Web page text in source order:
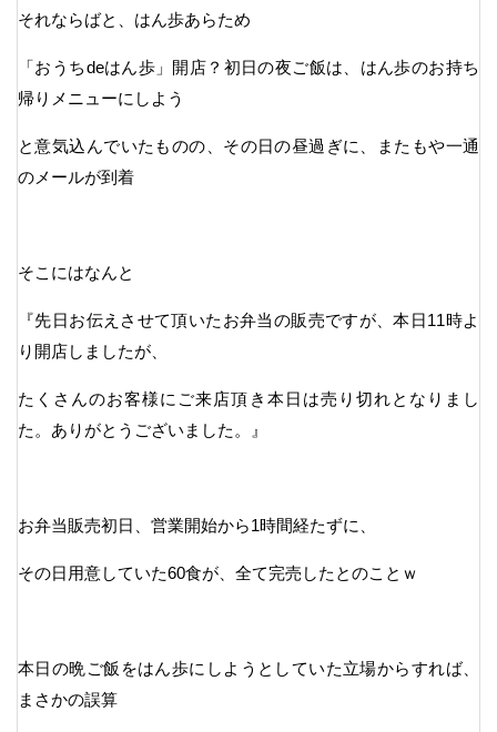
それならばと、はん歩あらため
「おうちdeはん歩」開店？初日の夜ご飯は、はん歩のお持ち
帰りメニューにしよう
と意気込んでいたものの、その日の昼過ぎに、またもや一通
のメールが到着
そこにはなんと
『先日お伝えさせて頂いたお弁当の販売ですが、本日11時よ
り開店しましたが、
たくさんのお客様にご来店頂き本日は売り切れとなりまし
た。ありがとうございました。』
お弁当販売初日、営業開始から1時間経たずに、
その日用意していた60食が、全て完売したとのことｗ
本日の晩ご飯をはん歩にしようとしていた立場からすれば、
まさかの誤算